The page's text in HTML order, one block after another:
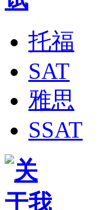
托福
SAT
雅思
SSAT